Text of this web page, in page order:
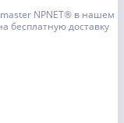
NPNET® в нашем
бесплатную доставку